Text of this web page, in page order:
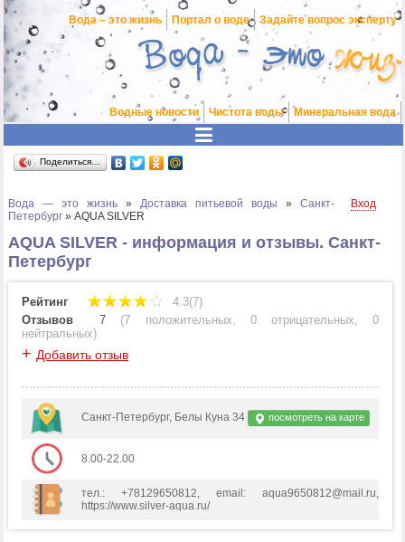
Вода – это жизнь Портал о воде Задайте вопрос эксперту
Водные новости Чистота воды Минеральная вода
Поделиться…
Вода — это жизнь »Доставка питьевой воды »Санкт-
Петербург » AQUA SILVER
Вход
AQUA SILVER - информация и отзывы. Санкт-
Петербург
Рейтинг
4.3(7)
Отзывов
7 (7 положительных, 0 отрицательных,0
нейтральных)
+ Добавить отзыв
Санкт-Петербург, Белы Куна 34 посмотреть на карте
8.00-22.00
тел.: +78129650812, email: aqua9650812@mail.ru,
https://www.silver-aqua.ru/